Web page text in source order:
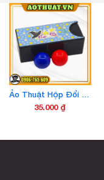
Ảo Thuật Hộp Đổi Màu Banh Mẫu Mới Khóa Gài Dày Hơn Không Gãy Có Video Hướng Dẫn
35.000 ₫